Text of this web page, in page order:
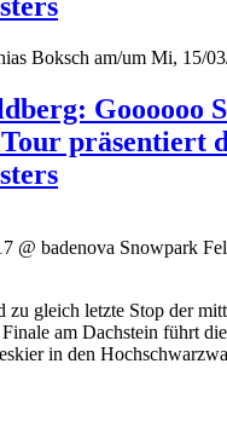
Boksch am/um Mi, 15/
Goooooo
präsentiert
@ badenova Snowpark
zu gleich letzte Stop der
am Dachstein führt
in den